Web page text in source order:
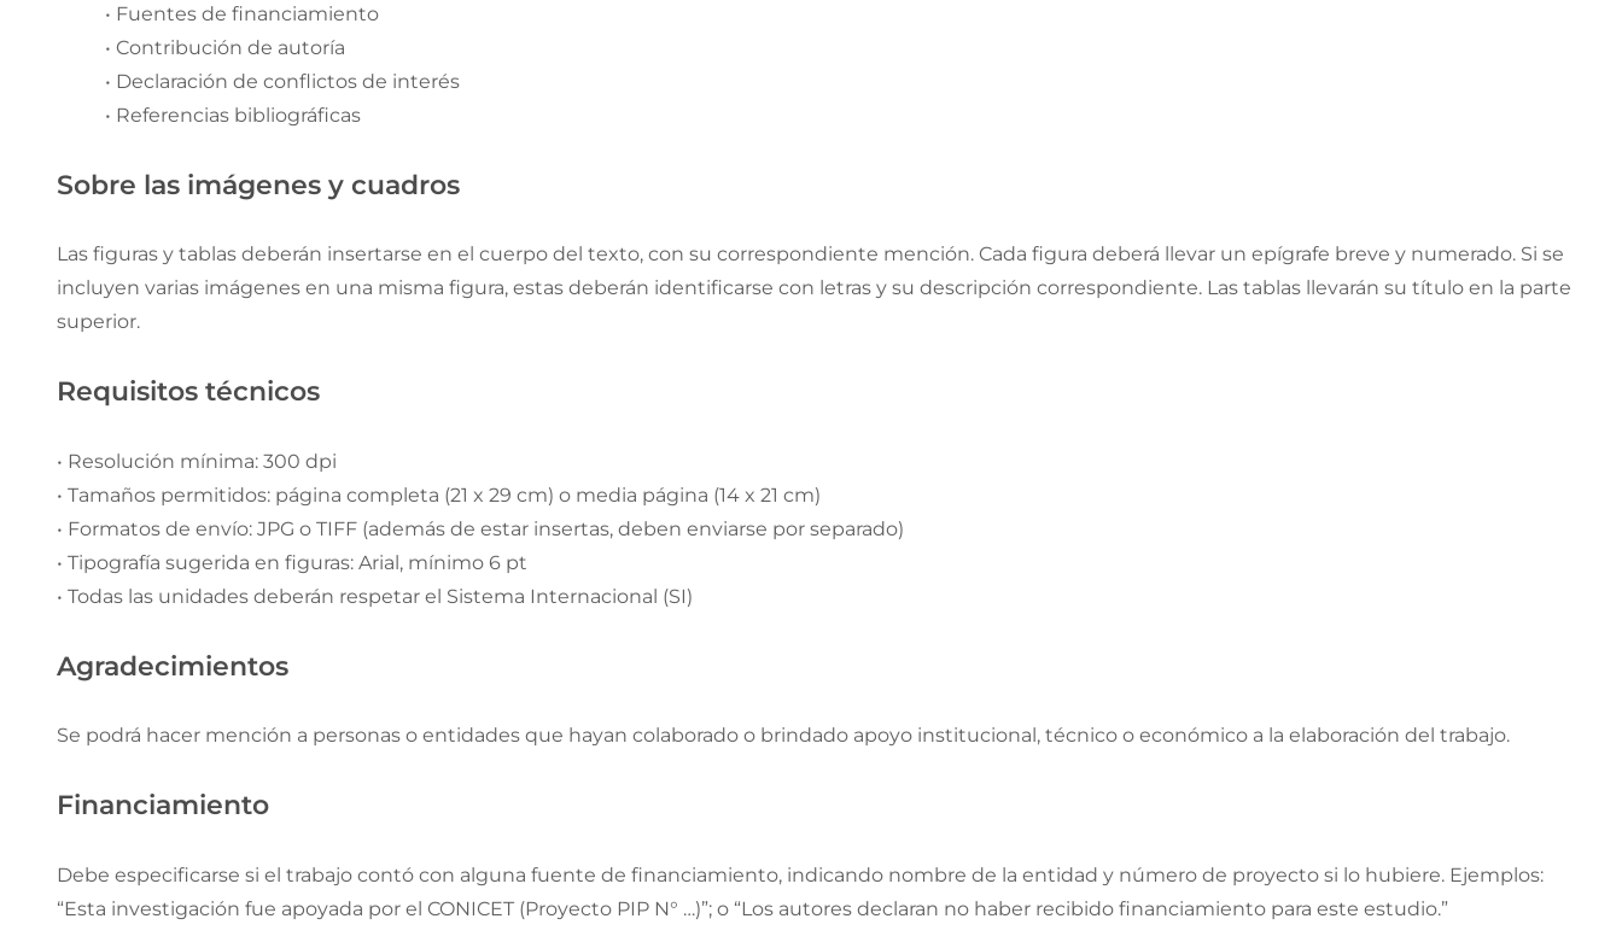
• Fuentes de financiamiento
• Contribución de autoría
• Declaración de conflictos de interés
• Referencias bibliográficas
Sobre las imágenes y cuadros
Las figuras y tablas deberán insertarse en el cuerpo del texto, con su correspondiente mención. Cada figura deberá llevar un epígrafe breve y numerado. Si se
incluyen varias imágenes en una misma figura, estas deberán identificarse con letras y su descripción correspondiente. Las tablas llevarán su título en la parte
superior.
Requisitos técnicos
• Resolución mínima: 300 dpi
• Tamaños permitidos: página completa (21 x 29 cm) o media página (14 x 21 cm)
• Formatos de envío: JPG o TIFF (además de estar insertas, deben enviarse por separado)
• Tipografía sugerida en figuras: Arial, mínimo 6 pt
• Todas las unidades deberán respetar el Sistema Internacional (SI)
Agradecimientos
Se podrá hacer mención a personas o entidades que hayan colaborado o brindado apoyo institucional, técnico o económico a la elaboración del trabajo.
Financiamiento
Debe especificarse si el trabajo contó con alguna fuente de financiamiento, indicando nombre de la entidad y número de proyecto si lo hubiere. Ejemplos:
“Esta investigación fue apoyada por el CONICET (Proyecto PIP N° …)”; o “Los autores declaran no haber recibido financiamiento para este estudio.”